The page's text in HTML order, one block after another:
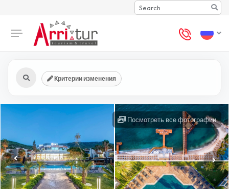
Search
Критерии изменения
Посмотреть все фотографии